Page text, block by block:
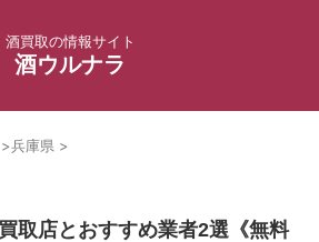
酒買取の情報サイト
酒ウルナラ
>兵庫県 >
取店とおすすめ業者2選《無料